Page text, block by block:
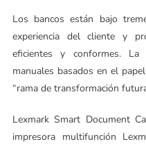
Los bancos están bajo
experiencia del cliente y
eficientes y conformes. La
manuales basados en el
“rama de transformación
Lexmark Smart Document
impresora multifunción